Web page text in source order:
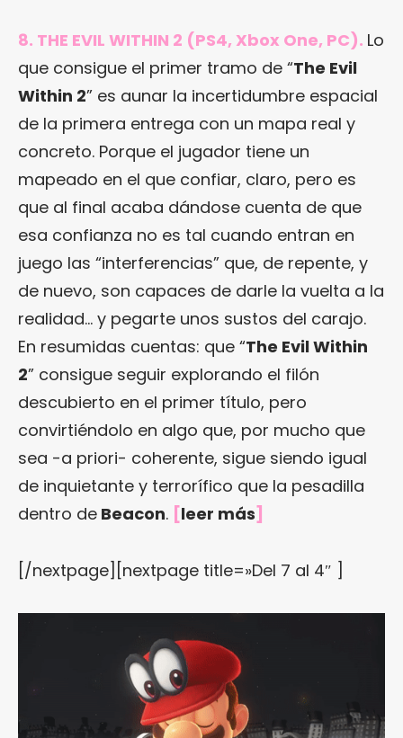
8. THE EVIL WITHIN 2 (PS4, Xbox One, PC). Lo
que consigue el primer tramo de “The Evil
Within 2” es aunar la incertidumbre espacial
de la primera entrega con un mapa real y
concreto. Porque el jugador tiene un
mapeado en el que confiar, claro, pero es
que al final acaba dándose cuenta de que
esa confianza no es tal cuando entran en
juego las “interferencias” que, de repente, y
de nuevo, son capaces de darle la vuelta a la
realidad… y pegarte unos sustos del carajo.
En resumidas cuentas: que “The Evil Within
2” consigue seguir explorando el filón
descubierto en el primer título, pero
convirtiéndolo en algo que, por mucho que
sea -a priori- coherente, sigue siendo igual
de inquietante y terrorífico que la pesadilla
dentro de Beacon. [leer más]
[/nextpage][nextpage title=»Del 7 al 4″ ]